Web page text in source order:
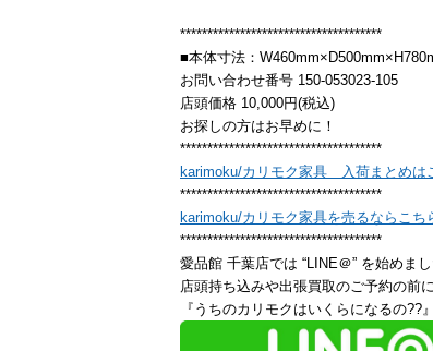
*************************************
■本体寸法：
お問い合わせ番号 150-053023-105
店頭価格 10,000円(税込)
お探しの方はお早めに！
*************************************
karimoku/カリモク家具 入荷まとめは
*************************************
karimoku/カリモク家具を売るならこち
*************************************
愛品館 千葉店では “LINE＠” を始めまし
店頭持ち込みや出張買取のご予約の前
『うちのカリモクはいくらになるの??